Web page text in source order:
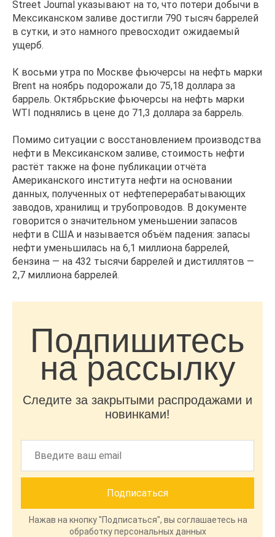
Street Journal указывают на то, что потери добычи в
Мексиканском заливе достигли 790 тысяч баррелей
в сутки, и это намного превосходит ожидаемый
ущерб.
К восьми утра по Москве фьючерсы на нефть марки
Brent на ноябрь подорожали до 75,18 доллара за
баррель. Октябрьские фьючерсы на нефть марки
WTI поднялись в цене до 71,3 доллара за баррель.
Помимо ситуации с восстановлением производства
нефти в Мексиканском заливе, стоимость нефти
растёт также на фоне публикации отчёта
Американского института нефти на основании
данных, полученных от нефтеперерабатывающих
заводов, хранилищ и трубопроводов. В документе
говорится о значительном уменьшении запасов
нефти в США и называется объём падения: запасы
нефти уменьшилась на 6,1 миллиона баррелей,
бензина — на 432 тысячи баррелей и дистиллятов —
2,7 миллиона баррелей.
Подпишитесь
на рассылку
Следите за закрытыми распродажами и
новинками!
Нажав на кнопку "Подписаться", вы соглашаетесь на
обработку персональных данных